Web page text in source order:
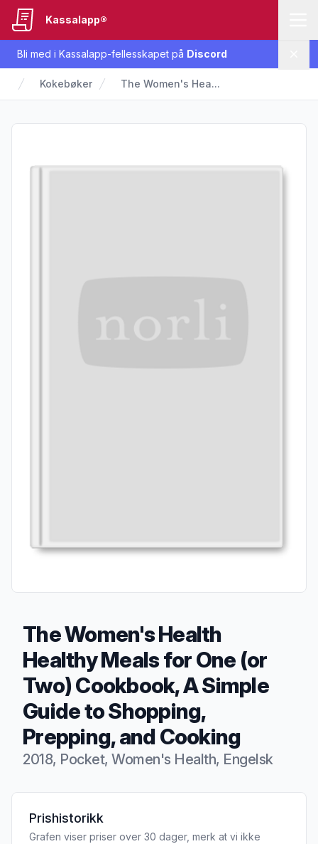
Bli med i Kassalapp-fellesskapet på Discord
Kassalapp®
Kokebøker The Women's Hea...
The Women's Health
Healthy Meals for One (or
Two) Cookbook, A Simple
Guide to Shopping,
Prepping, and Cooking
2018, Pocket, Women's Health, Engelsk
Produktbeskrivelse
Prishistorikk
Grafen viser priser over 30 dager, merk at vi ikke